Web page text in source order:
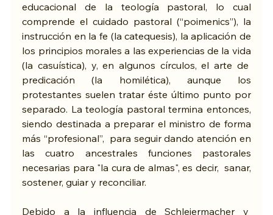
educacional de la teología pastoral, lo cual
comprende el cuidado pastoral (“poimenics”), la
instrucción en la fe (la catequesis), la aplicación de
los principios morales a las experiencias de la vida
(la casuística), y, en algunos círculos, el arte de
predicación (la homilética), aunque los
protestantes suelen tratar éste último punto por
separado. La teología pastoral termina entonces,
siendo destinada a preparar el ministro de forma
más “profesional”,  para seguir dando atención en
las cuatro ancestrales funciones pastorales
necesarias para "la cura de almas", es decir,  sanar,
sostener, guiar y reconciliar.
Debido a la influencia de Schleiermacher y